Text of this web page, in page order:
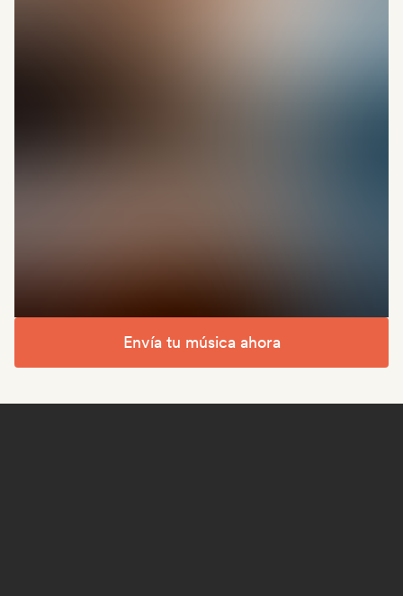
Envía tu música ahora